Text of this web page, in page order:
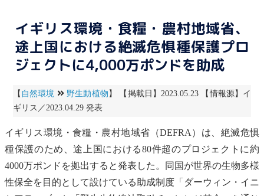
イギリス環境・食糧・農村地域省、
途上国における絶滅危惧種保護プロ
ジェクトに4,000万ポンドを助成
【 自然環境 野生動植物 】 【掲載日】2023.05.23 【情報源】イ
ギリス／2023.04.29 発表
イギリス環境・食糧・農村地域省（DEFRA）は、 絶滅危惧
種保護のため、途上国 における80件超のプロジェクトに約
4000万ポンドを拠出すると発表した。同国が世界の生物多様
性保全を目的として設けている助成制度「ダーウィン・イニ